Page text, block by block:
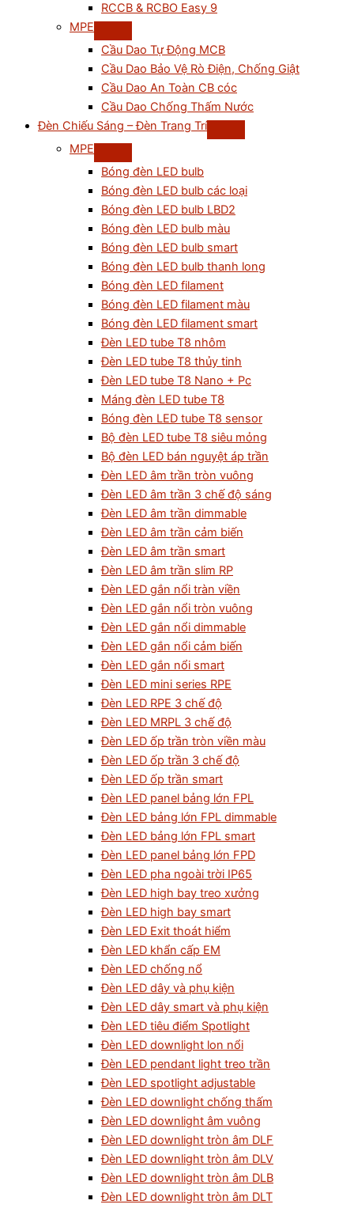
RCCB & RCBO Easy 9
MPE
Cầu Dao Tự Động MCB
Cầu Dao Bảo Vệ Rò Điện, Chống Giật
Cầu Dao An Toàn CB cóc
Cầu Dao Chống Thấm Nước
Đèn Chiếu Sáng – Đèn Trang Trí
MPE
Bóng đèn LED bulb
Bóng đèn LED bulb các loại
Bóng đèn LED bulb LBD2
Bóng đèn LED bulb màu
Bóng đèn LED bulb smart
Bóng đèn LED bulb thanh long
Bóng đèn LED filament
Bóng đèn LED filament màu
Bóng đèn LED filament smart
Đèn LED tube T8 nhôm
Đèn LED tube T8 thủy tinh
Đèn LED tube T8 Nano + Pc
Máng đèn LED tube T8
Bóng đèn LED tube T8 sensor
Bộ đèn LED tube T8 siêu mỏng
Bộ đèn LED bán nguyệt áp trần
Đèn LED âm trần tròn vuông
Đèn LED âm trần 3 chế độ sáng
Đèn LED âm trần dimmable
Đèn LED âm trần cảm biến
Đèn LED âm trần smart
Đèn LED âm trần slim RP
Đèn LED gắn nổi tràn viền
Đèn LED gắn nổi tròn vuông
Đèn LED gắn nổi dimmable
Đèn LED gắn nổi cảm biến
Đèn LED gắn nổi smart
Đèn LED mini series RPE
Đèn LED RPE 3 chế độ
Đèn LED MRPL 3 chế độ
Đèn LED ốp trần tròn viền màu
Đèn LED ốp trần 3 chế độ
Đèn LED ốp trần smart
Đèn LED panel bảng lớn FPL
Đèn LED bảng lớn FPL dimmable
Đèn LED bảng lớn FPL smart
Đèn LED panel bảng lớn FPD
Đèn LED pha ngoài trời IP65
Đèn LED high bay treo xưởng
Đèn LED high bay smart
Đèn LED Exit thoát hiểm
Đèn LED khẩn cấp EM
Đèn LED chống nổ
Đèn LED dây và phụ kiện
Đèn LED dây smart và phụ kiện
Đèn LED tiêu điểm Spotlight
Đèn LED downlight lon nổi
Đèn LED pendant light treo trần
Đèn LED spotlight adjustable
Đèn LED downlight chống thấm
Đèn LED downlight âm vuông
Đèn LED downlight tròn âm DLF
Đèn LED downlight tròn âm DLV
Đèn LED downlight tròn âm DLB
Đèn LED downlight tròn âm DLT